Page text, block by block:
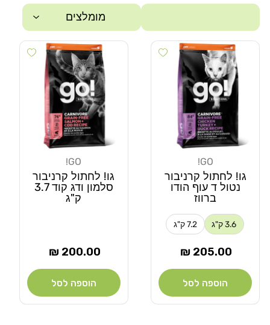
סינון
מומלצים
Add wishlist
GO!
גו! לחתול קרניבור
נטול ד עוף הודו
ברווז
3.6 ק"ג 7.2 ק"ג
מחיר
205.00 ₪
הוספה לסל
wishlist
GO!
גו! לחתול קרניבור
סלמון ודג קוד 3.7
ק"ג
מחיר
200.00 ₪
הוספה לסל